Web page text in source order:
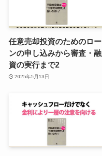
任意売却投資のためのロー
ンの申し込みから審査・融
資の実行まで2
2025年5月13日